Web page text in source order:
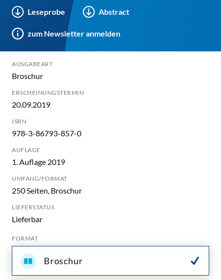
Leseprobe Abstract
zum Newsletter anmelden
AUSGABEART
Broschur
ERSCHEINUNGSTERMIN
20.09.2019
ISBN
978-3-86793-857-0
AUFLAGE
1. Auflage 2019
UMFANG/FORMAT
250 Seiten, Broschur
LIEFERSTATUS
Lieferbar
FORMAT
Broschur